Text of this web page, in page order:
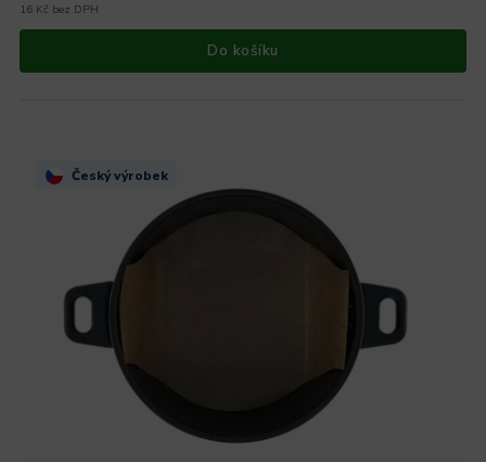
16 Kč bez DPH
Do košíku
Český výrobek